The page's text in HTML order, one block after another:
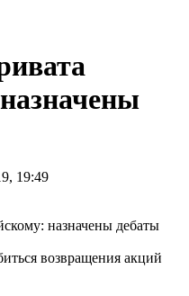
19:49
возвращения акций